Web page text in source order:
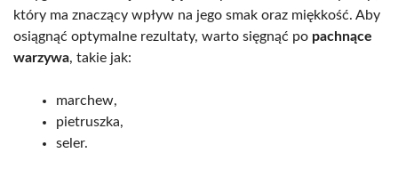
który ma znaczący wpływ na jego smak oraz miękkość. Aby
osiągnąć optymalne rezultaty, warto sięgnąć po pachnące
warzywa, takie jak:
marchew,
pietruszka,
seler.